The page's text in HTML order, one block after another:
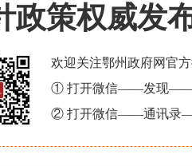
政策权威发
欢迎关注鄂州政府网官
① 打开微信——发现——
② 打开微信——通讯录